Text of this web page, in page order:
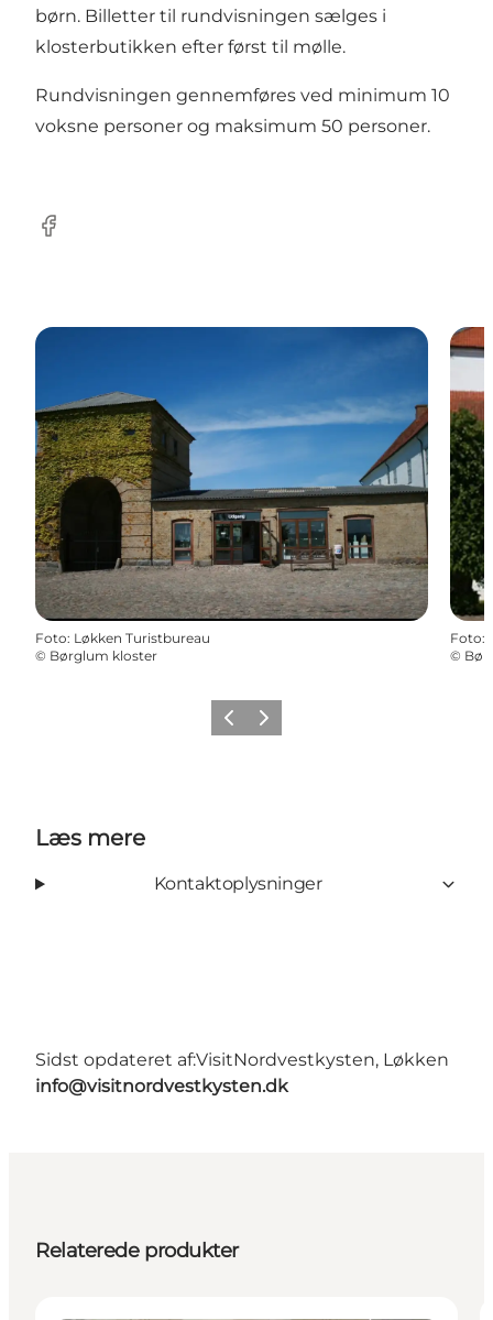
børn. Billetter til rundvisningen sælges i
klosterbutikken efter først til mølle.
Rundvisningen gennemføres ved minimum 10
voksne personer og maksimum 50 personer.
Facebook
Foto: Løkken Turistbureau
© Børglum kloster
Foto:
©
ForrigeNæste
Læs mere
Kontaktoplysninger
Sidst opdateret af:VisitNordvestkysten, Løkken
info@visitnordvestkysten.dk
Relaterede produkter